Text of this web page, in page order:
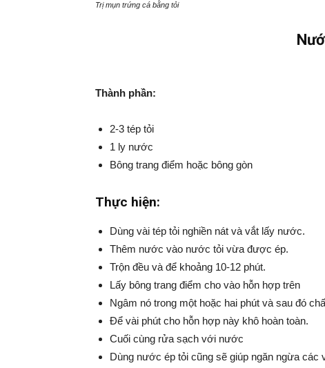
Trị mụn trứng cá bằng tỏi
Thành phần:
2-3 tép tỏi
1 ly nước
Bông trang điểm hoặc bông gòn
Thực hiện:
Dùng vài tép tỏi nghiền nát và vắt lấy nước.
Thêm nước vào nước tỏi vừa được ép.
Trộn đều và để khoảng 10-12 phút.
Lấy bông trang điểm cho vào hỗn hợp trên
Ngâm nó trong một hoặc hai phút và sau đó
Để vài phút cho hỗn hợp này khô hoàn toàn.
Cuối cùng rửa sạch với nước
Dùng nước ép tỏi cũng sẽ giúp ngăn ngừa các